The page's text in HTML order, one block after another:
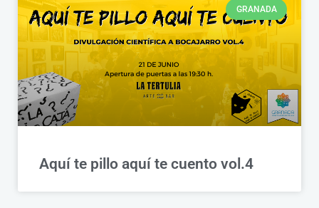
GRANADA
Aquí te pillo aquí te cuento vol.4